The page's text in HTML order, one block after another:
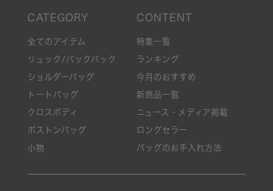
全てのアイテム
リュック/バックパック
ショルダーバッグ
トートバッグ
クロスボディ
ボストンバッグ
小物
特集一覧
ランキング
今月のおすすめ
新商品一覧
ニュース・メディア掲載
ロングセラー
バッグのお手入れ方法